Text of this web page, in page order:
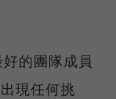
好的團隊成員
現任何挑